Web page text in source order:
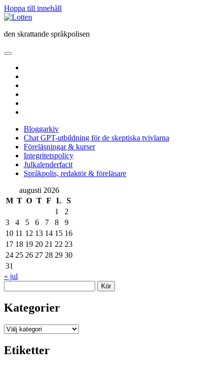
Hoppa till innehåll
Lotten
den skrattande språkpolisen
öppna
meny
Bloggarkiv
Chat GPT-utbildning för de skeptiska tvivlarna
Föreläsningar & kurser
Integritetspolicy
Julkalenderfacit
Språkpolis, redaktör & föreläsare
Sidopanel
augusti 2026
M T O T F L
S
1
2
3
4 5 6 7 8
9
10 11 12 13 14 15 16
17 18 19 20 21 22 23
24 25 26 27 28 29 30
31
« jul
Kategorier
Kategorier
Etiketter